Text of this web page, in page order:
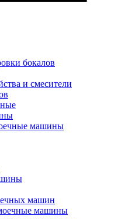
бокалов
и смесители
машины
машин
машины